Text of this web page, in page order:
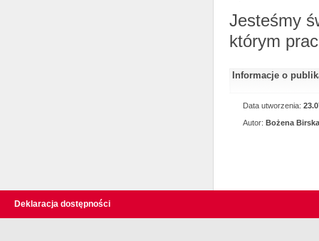
Jesteśmy
którym
Informacje o
Data utworzenia:
Autor: Bożena
Deklaracja dostępności